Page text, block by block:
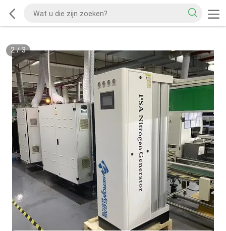
2/3